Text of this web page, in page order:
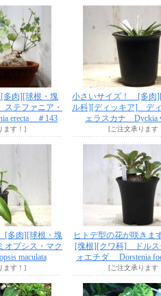
肉][球根・塊
テファニア・
erecta ＃143
ます！]
小さいサイズ！ [多肉
ル科][ディッキア] デ
ェラスカナ Dyckia
[ご注文承ります
多肉][球根・塊
プシス・マク
maculata
ます！]
ヒトデ型の花が咲き
[塊根][クワ科] ドルス
ォエチダ Dorstenia
[ご注文承ります